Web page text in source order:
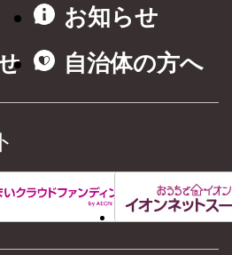
お知らせ
自治体の方へ